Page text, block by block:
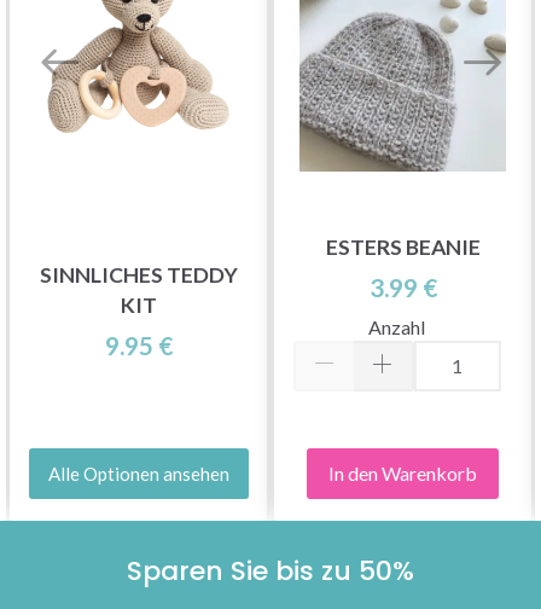
SINNLICHES TEDDY
KIT
9.95 €
Alle Optionen ansehen
ESTERS BEANIE
3.99 €
Anzahl
In den Warenkorb
Sparen Sie bis zu 50%